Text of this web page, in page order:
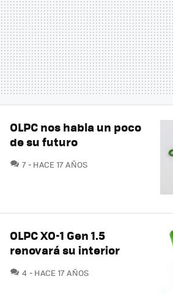
OLPC nos habla un poco
de su futuro
7COMENTARIOS
HACE 17 AÑOS
OLPC XO-1 Gen 1.5
renovará su interior
4 COMENTARIOS
HACE 17 AÑOS